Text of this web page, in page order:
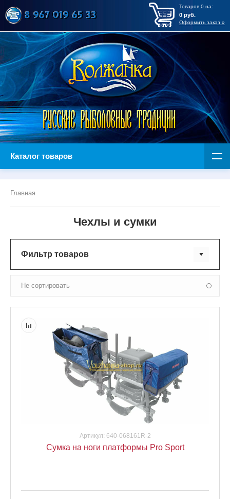
Товаров 0 на:
0 руб.
Оформить заказ »
Каталог товаров
Главная
Чехлы и сумки
Фильтр товаров
Не сортировать
Артикул: 640-068161R-2
Сумка на ноги платформы Pro Sport